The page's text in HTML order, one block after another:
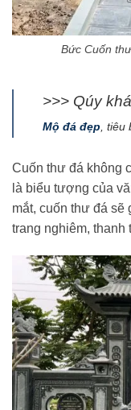
Bức Cuốn
>>> Qúy
Mộ đá đẹp ,
Cuốn thư đá không
là biểu tượng của
mắt, cuốn thư đá sẽ
trang nghiêm, thanh